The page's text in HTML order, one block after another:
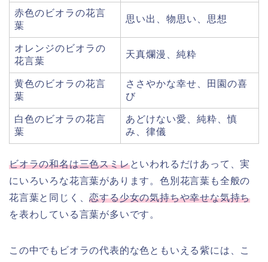
赤色のビオラの花言
葉
思い出、物思い、思想
オレンジのビオラの
花言葉
天真爛漫、純粋
黄色のビオラの花言
葉
ささやかな幸せ、田園の喜
び
白色のビオラの花言
葉
あどけない愛、純粋、慎
み、律儀
ビオラの和名は三色スミレといわれるだけあって、実
にいろいろな花言葉があります。色別花言葉も全般の
花言葉と同じく、恋する少女の気持ちや幸せな気持ち
を表わしている言葉が多いです。
この中でもビオラの代表的な色ともいえる紫には、こ